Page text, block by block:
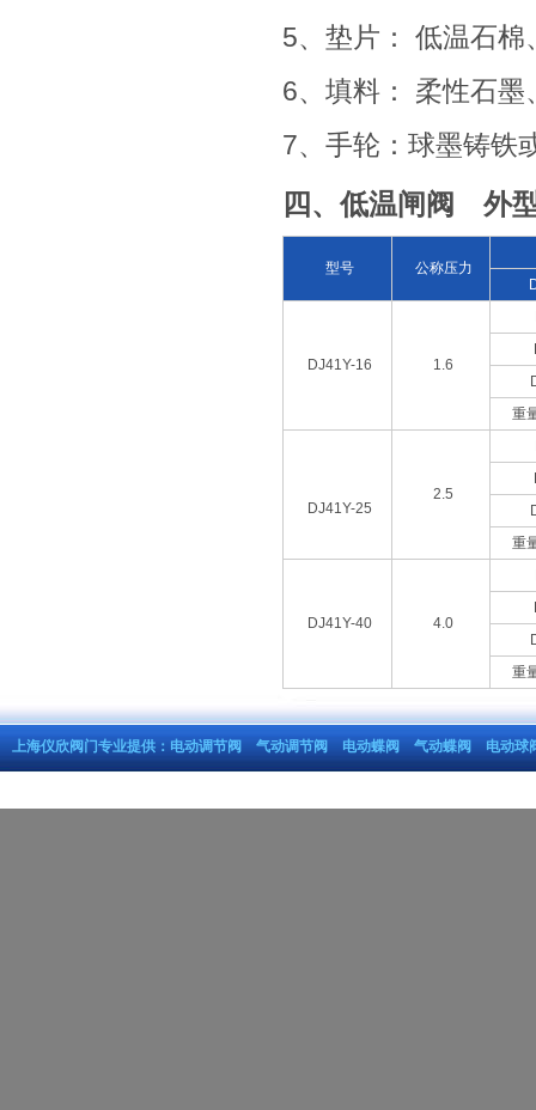
5、垫片： 低温石
6、填料： 柔性石
7、手轮：球墨铸铁
四、低温闸阀 外
型号
公称压力
DJ41Y-16 1.6
重
DJ41Y-25
2.5
重
DJ41Y-40 4.0
重
上海仪欣阀门专业提供： 电动调节阀 气动调节阀 电动蝶阀 气动蝶阀 电动球